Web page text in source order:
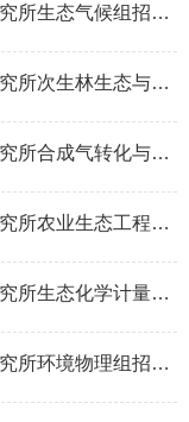
2022年11月中国科学院沈阳应用生态研究所生态气候组招聘事业编制人员、特别研究助理启事
2022年11月中国科学院沈阳应用生态研究所次生林生态与经营组招聘启事(事业编制人员、特别研究助理)
2022年11月中国科学院大连化学物理研究所合成气转化与精细化学品催化研究中心（DNL0805）招聘项目聘用人员
2022年11月中国科学院沈阳应用生态研究所农业生态工程组招聘科研助理1名启事
2022年11月中国科学院沈阳应用生态研究所生态化学计量学组招聘工作人员3名启事（事业编制人员）
2022年11月中国科学院沈阳应用生态研究所环境物理组招聘特别研究助理1名启事